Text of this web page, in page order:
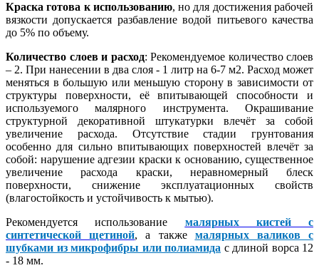
Краска готова к использованию, но для достижения рабочей
вязкости допускается разбавление водой питьевого качества
до 5% по объему.
Количество слоев и расход: Рекомендуемое количество слоев
– 2. При нанесении в два слоя - 1 литр на 6-7 м2. Расход может
меняться в большую или меньшую сторону в зависимости от
структуры поверхности, её впитывающей способности и
используемого малярного инструмента. Окрашивание
структурной декоративной штукатурки влечёт за собой
увеличение расхода. Отсутствие стадии грунтования
особенно для сильно впитывающих поверхностей влечёт за
собой: нарушение адгезии краски к основанию, существенное
увеличение расхода краски, неравномерный блеск
поверхности, снижение эксплуатационных свойств
(влагостойкость и устойчивость к мытью).
Рекомендуется использование малярных кистей с
синтетической щетиной, а также малярных валиков с
шубками из микрофибры или полиамида с длиной ворса 12
- 18 мм.